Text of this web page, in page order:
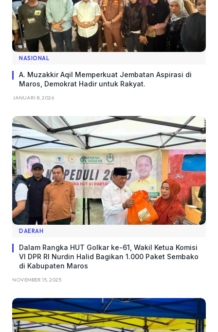
NASIONAL
A. Muzakkir Aqil Memperkuat Jembatan Aspirasi di
Maros, Demokrat Hadir untuk Rakyat.
JANUARI 8, 2026
DAERAH
Dalam Rangka HUT Golkar ke-61, Wakil Ketua Komisi
VI DPR RI Nurdin Halid Bagikan 1.000 Paket Sembako
di Kabupaten Maros
NOVEMBER 15, 2025